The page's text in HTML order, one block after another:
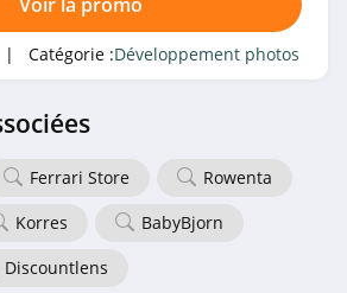
| Catégorie :Développement photos
Ferrari Store
Rowenta
Korres
BabyBjorn
Discountlens